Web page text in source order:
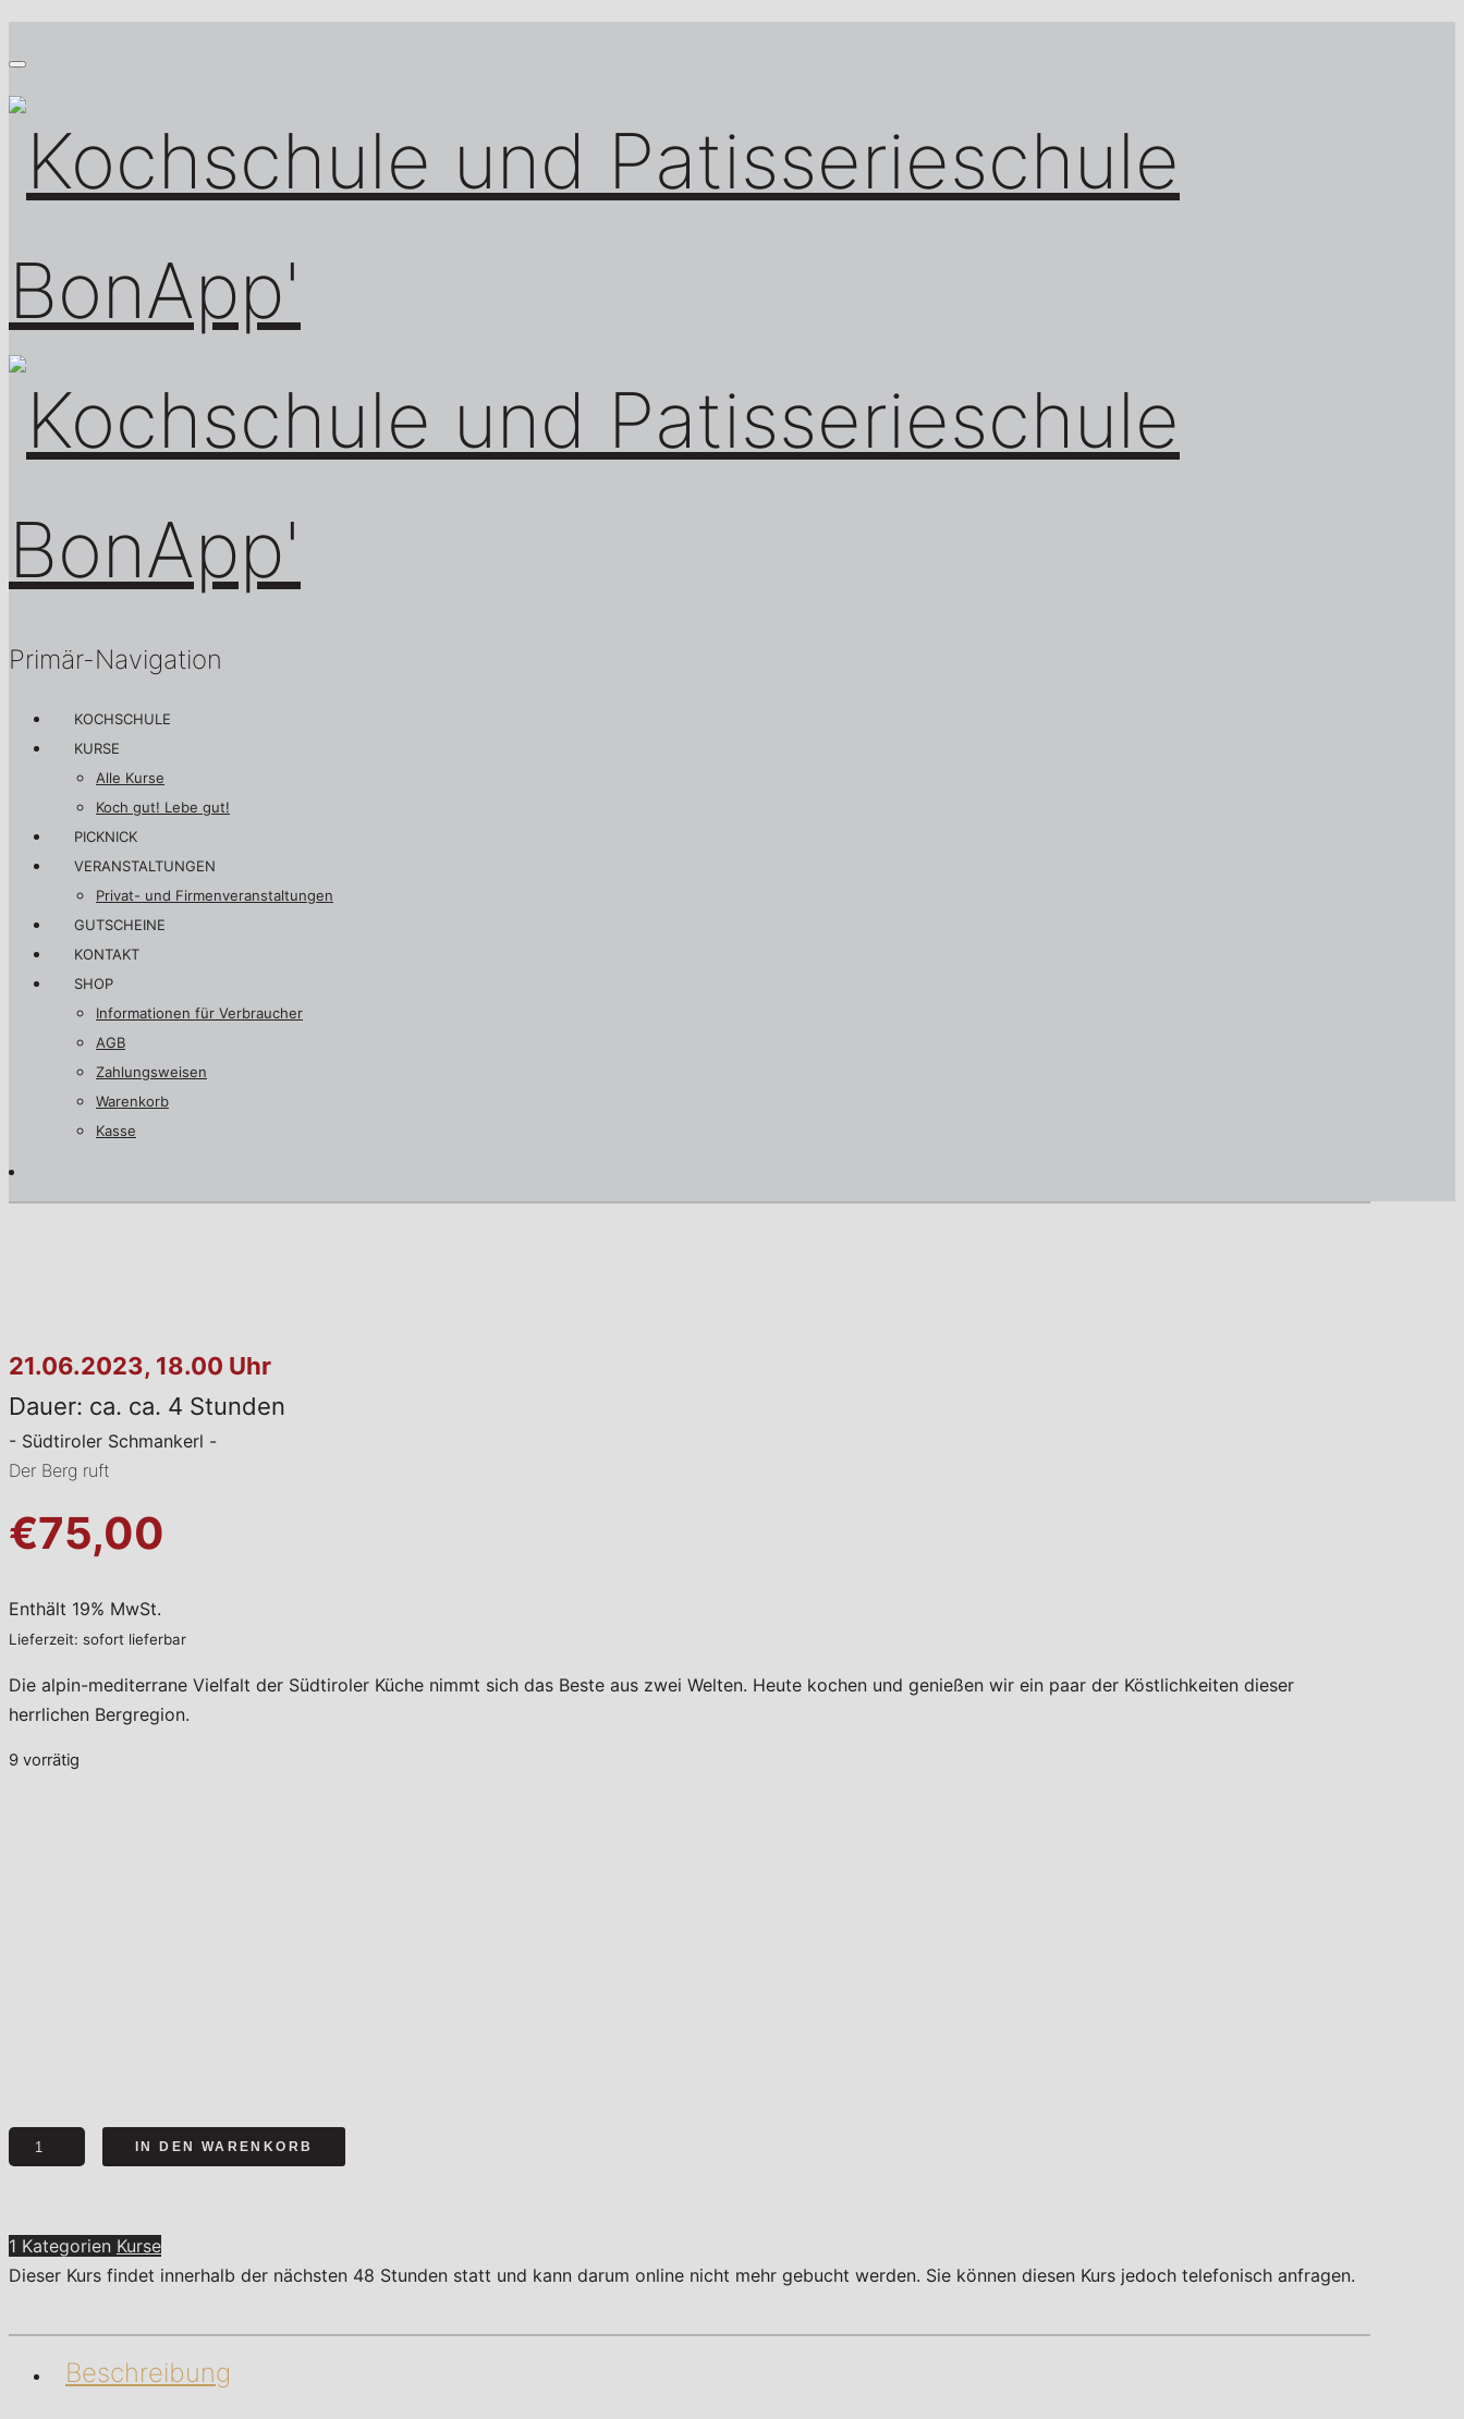
Primär-Navigation
KOCHSCHULE
KURSE
Alle Kurse
Koch gut! Lebe gut!
PICKNICK
VERANSTALTUNGEN
Privat- und Firmenveranstaltungen
GUTSCHEINE
KONTAKT
SHOP
Informationen für Verbraucher
AGB
Zahlungsweisen
Warenkorb
Kasse
21.06.2023, 18.00 Uhr
Dauer: ca. ca. 4 Stunden
- Südtiroler Schmankerl -
Der Berg ruft
€75,00
Enthält 19% MwSt.
Lieferzeit: sofort lieferbar
Die alpin-mediterrane Vielfalt der Südtiroler Küche nimmt sich das Beste aus zwei Welten. Heute kochen und genießen wir ein paar der Köstlichkeiten dieser
herrlichen Bergregion.
9 vorrätig
Der
Berg
IN DEN WARENKORB
1 Kategorien Kurse
Dieser Kurs findet innerhalb der nächsten 48 Stunden statt und kann darum online nicht mehr gebucht werden. Sie können diesen Kurs jedoch telefonisch anfragen.
Beschreibung